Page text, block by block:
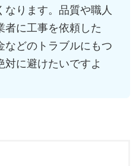
なります。品質や職人
者に工事を依頼した
などのトラブルにもつ
対に避けたいですよ